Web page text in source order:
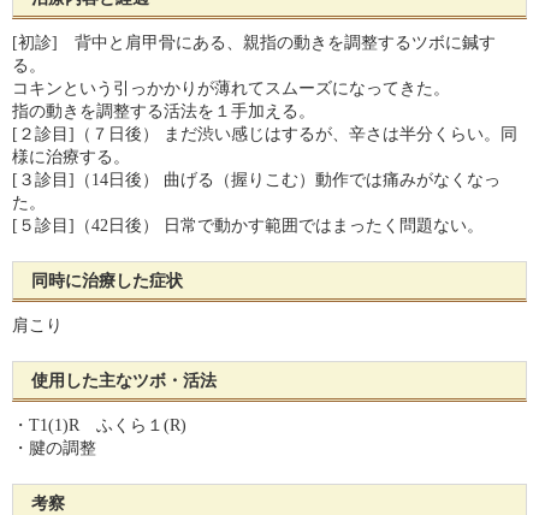
[初診] 背中と肩甲骨にある、親指の動きを調整するツボに鍼す
る。
コキンという引っかかりが薄れてスムーズになってきた。
指の動きを調整する活法を１手加える。
[２診目]（７日後） まだ渋い感じはするが、辛さは半分くらい。同
様に治療する。
[３診目]（14日後） 曲げる（握りこむ）動作では痛みがなくなっ
た。
[５診目]（42日後） 日常で動かす範囲ではまったく問題ない。
同時に治療した症状
肩こり
使用した主なツボ・活法
・T1(1)R ふくら１(R)
・腱の調整
考察